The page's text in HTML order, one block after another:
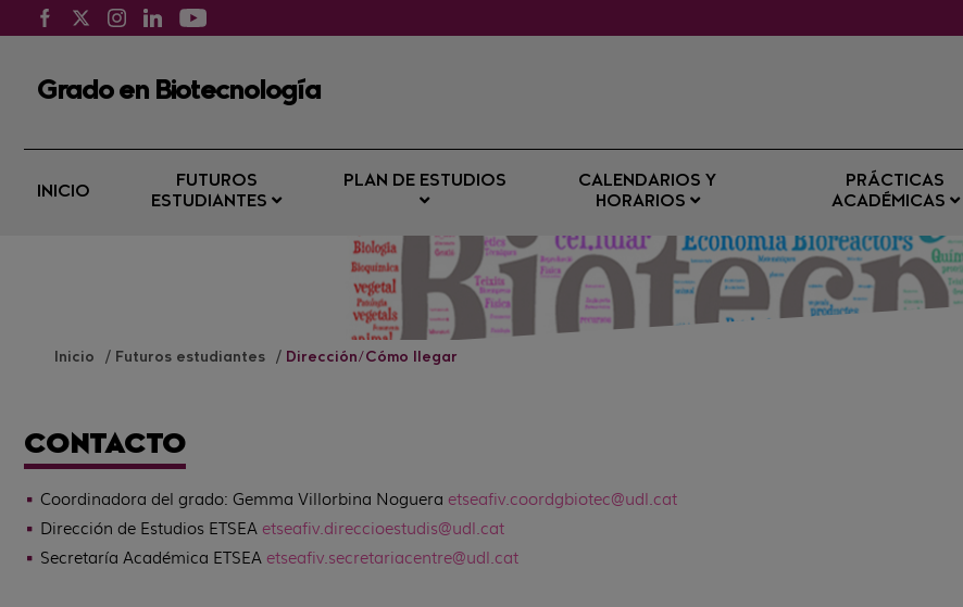
Grado en Biotecnología
INICIO
FUTUROS
ESTUDIANTES
PLAN DE ESTUDIOS
CALENDARIOS Y
HORARIOS
PRÁCTICAS
ACADÉMICAS
Inicio Futuros estudiantes Dirección/Cómo llegar
CONTACTO
Coordinadora del grado: Gemma Villorbina Noguera etseafiv.coordgbiotec@udl.cat
Dirección de Estudios ETSEA etseafiv.direccioestudis@udl.cat
Secretaría Académica ETSEA etseafiv.secretariacentre@udl.cat